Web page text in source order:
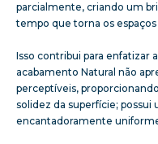
parcialmente, criando um
tempo que torna os
Isso contribui para enfatizar
acabamento Natural não
perceptíveis,
solidez da superfície; possui
encantadoramente